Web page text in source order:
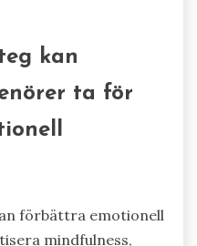
företag skapa
främjar
erkänner
som adresserar